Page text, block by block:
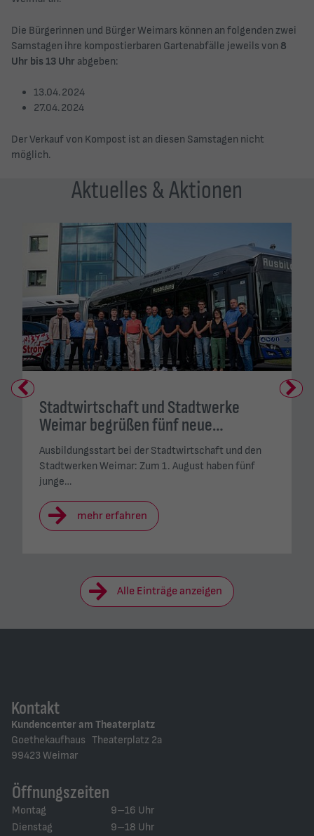
Die Bürgerinnen und Bürger Weimars können an folgenden zwei
Samstagen ihre kompostierbaren Gartenabfälle jeweils von 8
Uhr bis 13 Uhr abgeben:
13.04.2024
27.04.2024
Der Verkauf von Kompost ist an diesen Samstagen nicht
möglich.
Aktuelles & Aktionen
Previous
Stadtwirtschaft und Stadtwerke
Weimar begrüßen fünf neue…
Ausbildungsstart bei der Stadtwirtschaft und den
Stadtwerken Weimar: Zum 1. August haben fünf
junge…
mehr erfahren
Next
Alle Einträge anzeigen
Kontakt
Kundencenter am Theaterplatz
Goethekaufhaus Theaterplatz 2a
99423 Weimar
Öffnungszeiten
Montag
9–16 Uhr
Dienstag
9–18 Uhr